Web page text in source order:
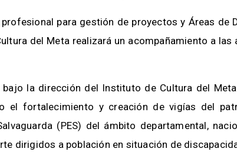
profesional para gestión de proyectos y Áreas de
del Meta realizará un acompañamiento a
bajo la dirección del Instituto de Cultura del
el fortalecimiento y creación de vigías del
(PES) del ámbito departamental,
dirigidos a población en situación de